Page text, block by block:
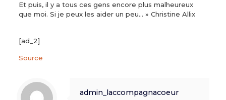
Et puis, il y a tous ces gens encore plus malheureux
que moi. Si je peux les aider un peu… » Christine Allix
[ad_2]
Source
admin_laccompagnacoeur